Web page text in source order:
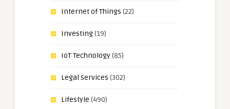
Internet of Things (22)
Investing(19)
IoT Technology(85)
Legal Services (302)
Lifestyle (490)